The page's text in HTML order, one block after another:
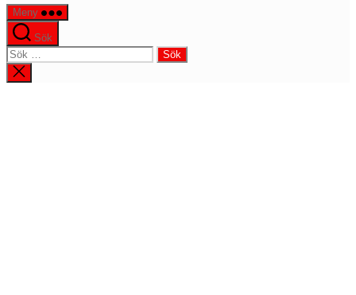
Meny
Sök
Sök
efter:
Stäng
sökningen